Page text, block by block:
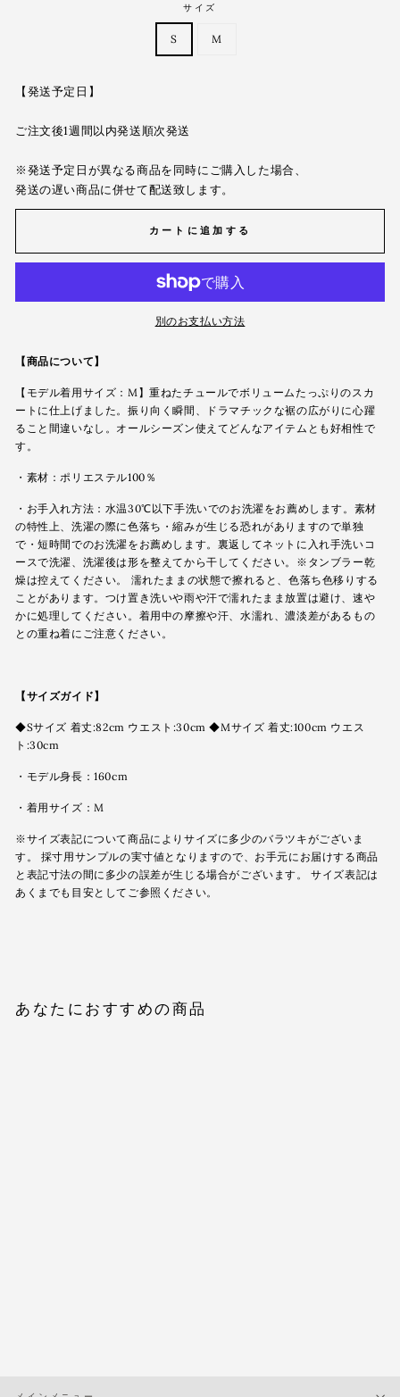
サイズ
S M
【発送予定日】
ご注文後1週間以内発送順次発送
※発送予定日が異なる商品を同時にご購入した場合、
発送の遅い商品に併せて配送致します。
カートに追加する
別のお支払い方法
【商品について】
【モデル着用サイズ：M】重ねたチュールでボリュームたっぷりのスカ
ートに仕上げました。振り向く瞬間、ドラマチックな裾の広がりに心躍
ること間違いなし。オールシーズン使えてどんなアイテムとも好相性で
す。
・素材：ポリエステル100％
・お手入れ方法：水温30℃以下手洗いでのお洗濯をお薦めします。素材
の特性上、洗濯の際に色落ち・縮みが生じる恐れがありますので単独
で・短時間でのお洗濯をお薦めします。裏返してネットに入れ手洗いコ
ースで洗濯、洗濯後は形を整えてから干してください。※タンブラー乾
燥は控えてください。 濡れたままの状態で擦れると、色落ち色移りする
ことがあります。つけ置き洗いや雨や汗で濡れたまま放置は避け、速や
かに処理してください。着用中の摩擦や汗、水濡れ、濃淡差があるもの
との重ね着にご注意ください。
【サイズガイド】
◆Sサイズ 着丈:82cm ウエスト:30cm ◆Mサイズ 着丈:100cm ウエス
ト:30cm
・モデル身長：160cm
・着用サイズ：M
※サイズ表記について商品によりサイズに多少のバラツキがございま
す。 採寸用サンプルの実寸値となりますので、お手元にお届けする商品
と表記寸法の間に多少の誤差が生じる場合がございます。 サイズ表記は
あくまでも目安としてご参照ください。
あなたにおすすめの商品